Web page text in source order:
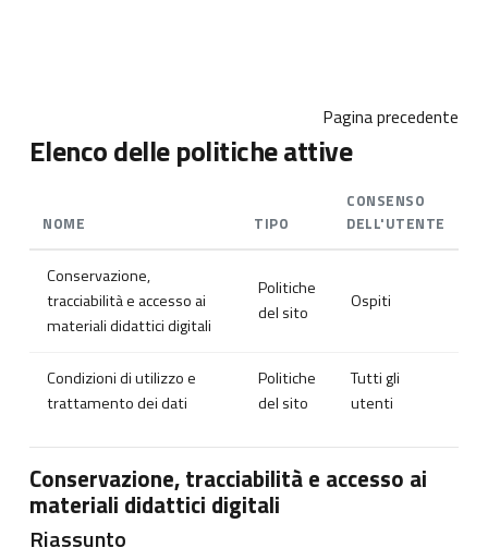
Pagina precedente
Elenco delle politiche attive
NOME TIPO
CONSENSO
DELL'UTENTE
Conservazione,
tracciabilità e accesso ai
materiali didattici digitali
Politiche
del sito
Ospiti
Condizioni di utilizzo e
trattamento dei dati
Politiche
del sito
Tutti gli
utenti
Conservazione, tracciabilità e accesso ai
materiali didattici digitali
Riassunto